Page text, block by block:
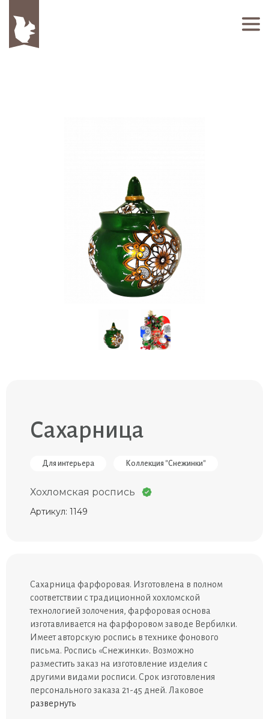
Сахарница
Для интерьера Коллекция "Снежинки"
Хохломская роспись
Артикул: 1149
Сахарница фарфоровая. Изготовлена в полном
соответствии с традиционной хохломской
технологией золочения, фарфоровая основа
изготавливается на фарфоровом заводе Вербилки.
Имеет авторскую роспись в технике фонового
письма. Роспись «Снежинки». Возможно
разместить заказ на изготовление изделия с
другими видами росписи. Срок изготовления
персонального заказа 21-45 дней. Лаковое
развернуть